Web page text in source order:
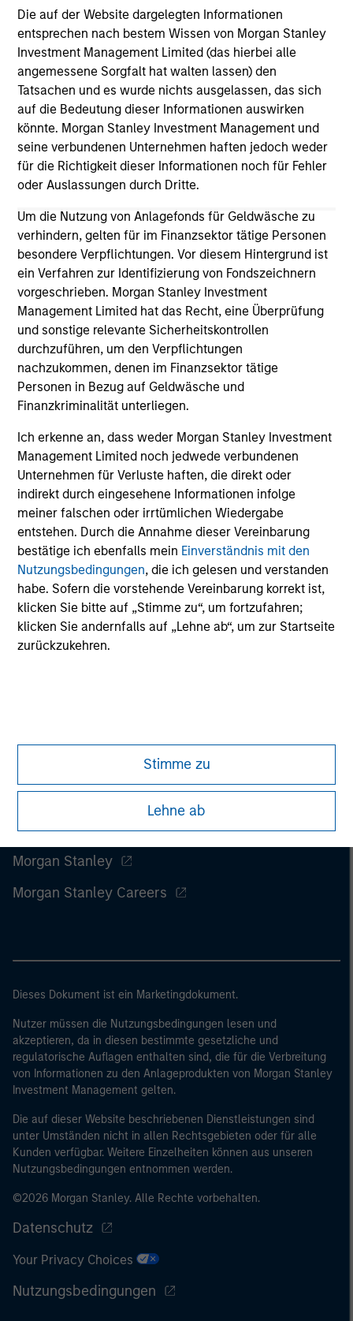
Die auf der Website dargelegten Informationen
entsprechen nach bestem Wissen von Morgan Stanley
Investment Management Limited (das hierbei alle
angemessene Sorgfalt hat walten lassen) den
Tatsachen und es wurde nichts ausgelassen, das sich
auf die Bedeutung dieser Informationen auswirken
könnte. Morgan Stanley Investment Management und
seine verbundenen Unternehmen haften jedoch weder
für die Richtigkeit dieser Informationen noch für Fehler
oder Auslassungen durch Dritte.
Um die Nutzung von Anlagefonds für Geldwäsche zu
verhindern, gelten für im Finanzsektor tätige Personen
besondere Verpflichtungen. Vor diesem Hintergrund ist
ein Verfahren zur Identifizierung von Fondszeichnern
vorgeschrieben. Morgan Stanley Investment
Management Limited hat das Recht, eine Überprüfung
und sonstige relevante Sicherheitskontrollen
durchzuführen, um den Verpflichtungen
nachzukommen, denen im Finanzsektor tätige
Personen in Bezug auf Geldwäsche und
Finanzkriminalität unterliegen.
Ich erkenne an, dass weder Morgan Stanley Investment
Management Limited noch jedwede verbundenen
Unternehmen für Verluste haften, die direkt oder
indirekt durch eingesehene Informationen infolge
meiner falschen oder irrtümlichen Wiedergabe
entstehen. Durch die Annahme dieser Vereinbarung
bestätige ich ebenfalls mein Einverständnis mit den
Nutzungsbedingungen, die ich gelesen und verstanden
habe. Sofern die vorstehende Vereinbarung korrekt ist,
klicken Sie bitte auf „Stimme zu“, um fortzufahren;
klicken Sie andernfalls auf „Lehne ab“, um zur Startseite
zurückzukehren.
Stimme zu
Lehne ab
Investor’s “All-America Research Team” from 1991
through 2008, including a top-ranking in Equity
Derivatives, Portfolio Strategy and Quantitative
Research in 1995 through 2004. Mr. Bernstein was
inducted into Institutional Investor’s All-American
Research Hall of Fame in 2011. Institutional Investor is a
leading international business to business publisher,
focused on the publication of premium journalism,
newsletters and research. The published rankings are
based on responses to multi-factor surveys from a
broad range of asset management firms that meet
certain minimum eligibility requirements, including a
minimum amount of sell-side commissions annually.
The formula Institutional Investor uses to develop its
rankings is proprietary. The rankings are not indicative
of future performance, and there is no guarantee of
future success. For additional information, visit
www.institutionalinvestor.com
May not represent all Team Members.
The information on this page is for informational
purposes only. The information contained herein does
not constitute and should not be construed as an
offering of advisory services or an offer to sell or a
solicitation of an offer to buy any securities in any
jurisdiction in which such offer or solicitation,
purchase or sale would be unlawful under the
securities, insurance or other laws of such jurisdiction.
All investing involves risks, including a loss of principal.
Please refer to the strategy detail page for important
information on the strategy, including additional risk
considerations.
Morgan Stanley
Morgan Stanley Careers
Dieses Dokument ist ein Marketingdokument.
Nutzer müssen die Nutzungsbedingungen lesen und
akzeptieren, da in diesen bestimmte gesetzliche und
regulatorische Auflagen enthalten sind, die für die Verbreitung
von Informationen zu den Anlageprodukten von Morgan Stanley
Investment Management gelten.
Die auf dieser Website beschriebenen Dienstleistungen sind
unter Umständen nicht in allen Rechtsgebieten oder für alle
Kunden verfügbar. Weitere Einzelheiten können aus unseren
Nutzungsbedingungen entnommen werden.
©2026 Morgan Stanley. Alle Rechte vorbehalten.
Datenschutz
Your Privacy Choices
Nutzungsbedingungen